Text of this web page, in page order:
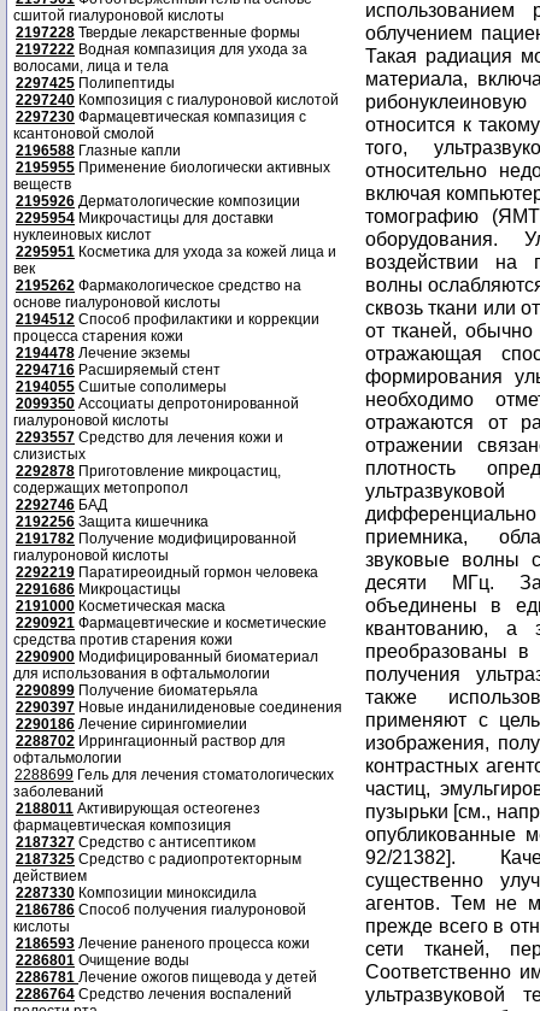
сшитой гиалуроновой кислоты
2197228 Твердые лекарственные формы
2197222 Водная компазиция для ухода за
волосами, лица и тела
2297425 Полипептиды
2297240 Композиция с гиалуроновой кислотой
2297230 Фармацевтическая компазиция с
ксантоновой смолой
2196588 Глазные капли
2195955 Применение биологически активных
веществ
2195926 Дерматологические композиции
2295954 Микрочастицы для доставки
нуклеиновых кислот
2295951 Косметика для ухода за кожей лица и
век
2195262 Фармакологическое средство на
основе гиалуроновой кислоты
2194512 Способ профилактики и коррекции
процесса старения кожи
2194478 Лечение экземы
2294716 Расширяемый стент
2194055 Сшитые сополимеры
2099350 Ассоциаты депротонированной
гиалуроновой кислоты
2293557 Средство для лечения кожи и
слизистых
2292878 Приготовление микроцастиц,
содержащих метопропол
2292746 БАД
2192256 Защита кишечника
2191782 Получение модифицированной
гиалуроновой кислоты
2292219 Паратиреоидный гормон человека
2291686 Микроцастицы
2191000 Косметическая маска
2290921 Фармацевтические и косметические
средства против старения кожи
2290900 Модифицированный биоматериал
для использования в офтальмологии
2290899 Получение биоматерьяла
2290397 Новые инданилиденовые соединения
2290186 Лечение сирингомиелии
2288702 Иррингационный раствор для
офтальмологии
2288699 Гель для лечения стоматологических
заболеваний
2188011 Активирующая остеогенез
фармацевтическая композиция
2187327 Средство с антисептиком
2187325 Средство с радиопротекторным
действием
2287330 Композиции миноксидила
2186786 Способ получения гиалуроновой
кислоты
2186593 Лечение раненого процесса кожи
2286801 Очищение воды
2286781 Лечение ожогов пищевода у детей
2286764 Средство лечения воспалений
использованием
облучением
Такая радиация
материала,
относится к
того,
относительно
включая
томографию
оборудования.
воздействии на
волны
сквозь ткани или
от тканей,
отражающая
формирования
необходимо
отражаются от
отражении
плотность
приемника,
звуковые волны
десяти МГц.
объединены в
квантованию, а
преобразованы в
получения
также
применяют с
изображения,
контрастных
частиц,
пузырьки [см.,
опубликованные
92/21382].
существенно
агентов. Тем не
прежде всего в
сети тканей,
Соответственно
ультразвуковой